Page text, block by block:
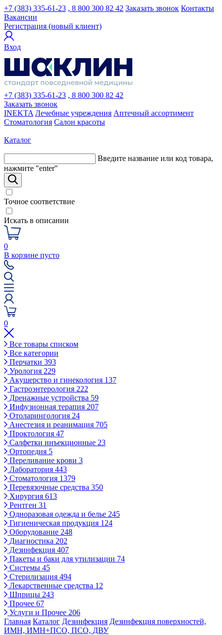
+7 (383) 335-61-23 , 8 800 300 82 42 Заказать звонок Контакты
Вакансии
Регистрация (новый клиент)
Вход
+7 (383) 335-61-23 , 8 800 300 82 42
Заказать звонок
INEKTA Лечебные учреждения Аптечный ассортимент
Стоматология Салон красоты
Каталог
Введите название или код товара,
нажмите "enter"
Точное соответствие
Искать в описании
0
В корзине пусто
0
Все товары списком
Все категории
Перчатки 393
Урология 229
Акушерство и гинекология 137
Гастроэнтерология 222
Дренажные устройства 59
Инфузионная терапия 207
Отоларингология 24
Анестезия и реанимация 705
Проктология 47
Салфетки инъекционные 23
Ортопедия 5
Переливание крови 3
Лаборатория 443
Стоматология 1379
Перевязочные средства 350
Хирургия 613
Рентген 31
Одноразовая одежда и белье 245
Гигиеническая продукция 124
Оборудование 248
Диагностика 202
Дезинфекция 407
Пакеты и баки для утилизации 74
Системы 45
Стерилизация 494
Лекарственные средства 12
Шприцы 243
Прочее 67
Услуги и Прочее 206
Главная Каталог Дезинфекция Дезинфекция поверхностей,
ИМН, ИМН+ПСО, ПСО, ДВУ